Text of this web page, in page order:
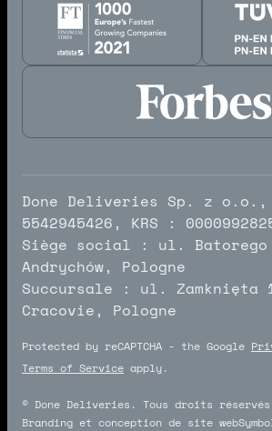
Done Deliveries Sp. z o.o.,
5542945426, KRS :
Siège social : ul. Batorego
Andrychów, Pologne
Succursale : ul. Zamknięta
Cracovie, Pologne
Protected by reCAPTCHA - the Google
Terms of Service apply.
© Done Deliveries. Tous droits
Branding et conception de site web